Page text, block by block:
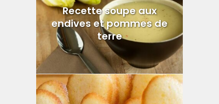
Recette soupe aux
endives et pommes de
terre